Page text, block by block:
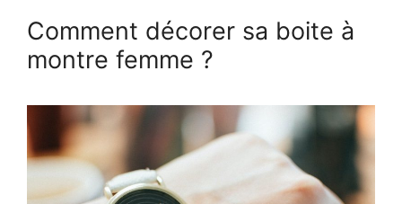
Comment décorer sa boite à
montre femme ?